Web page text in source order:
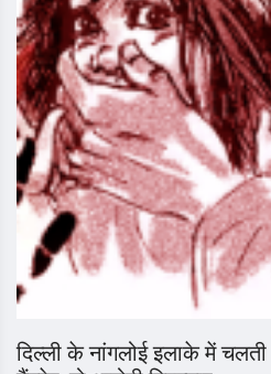
दिल्ली के नांगलोई इलाके में